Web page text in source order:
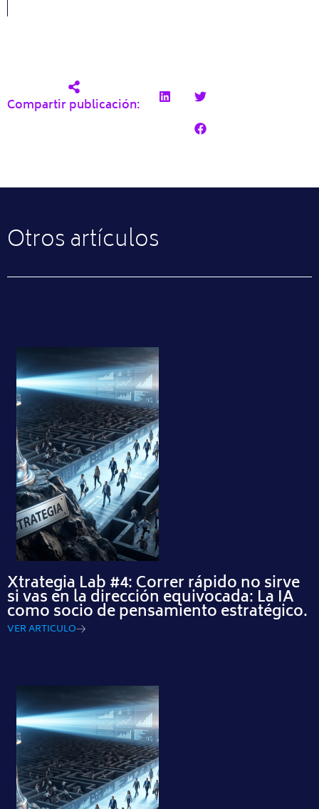
Compartir publicación:
Otros artículos
Xtrategia Lab #4: Correr rápido no sirve
si vas en la dirección equivocada: La IA
como socio de pensamiento estratégico.
VER ARTICULO